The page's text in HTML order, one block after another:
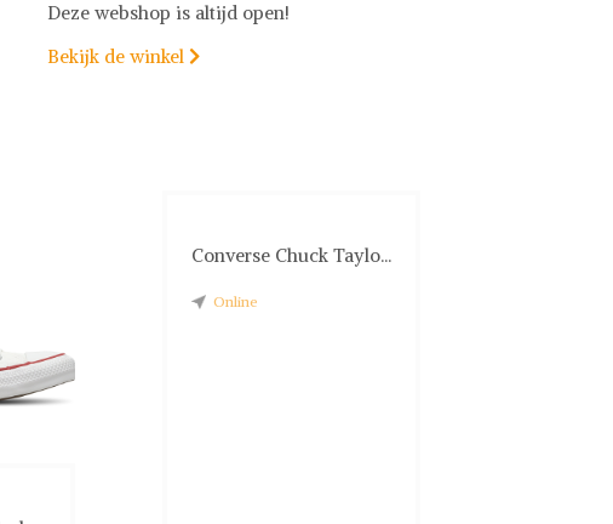
Deze webshop is altijd open!
Bekijk de winkel 
Converse Chuck Taylo...
Online